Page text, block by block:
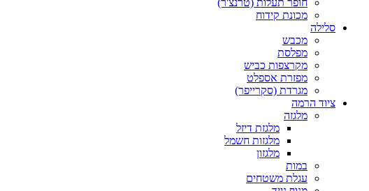
חופר תעלות (טרנצ'ר)
מכונת קידוח
סלילה
מכבש
מפלסת
מקרצפות כביש
מפזרת אספלט
מגרדת (סקרייפר)
ציוד הרמה
מלגזה
מלגזת דיזל
מלגזות חשמל
מלגזון
במות
עגלת משטחים